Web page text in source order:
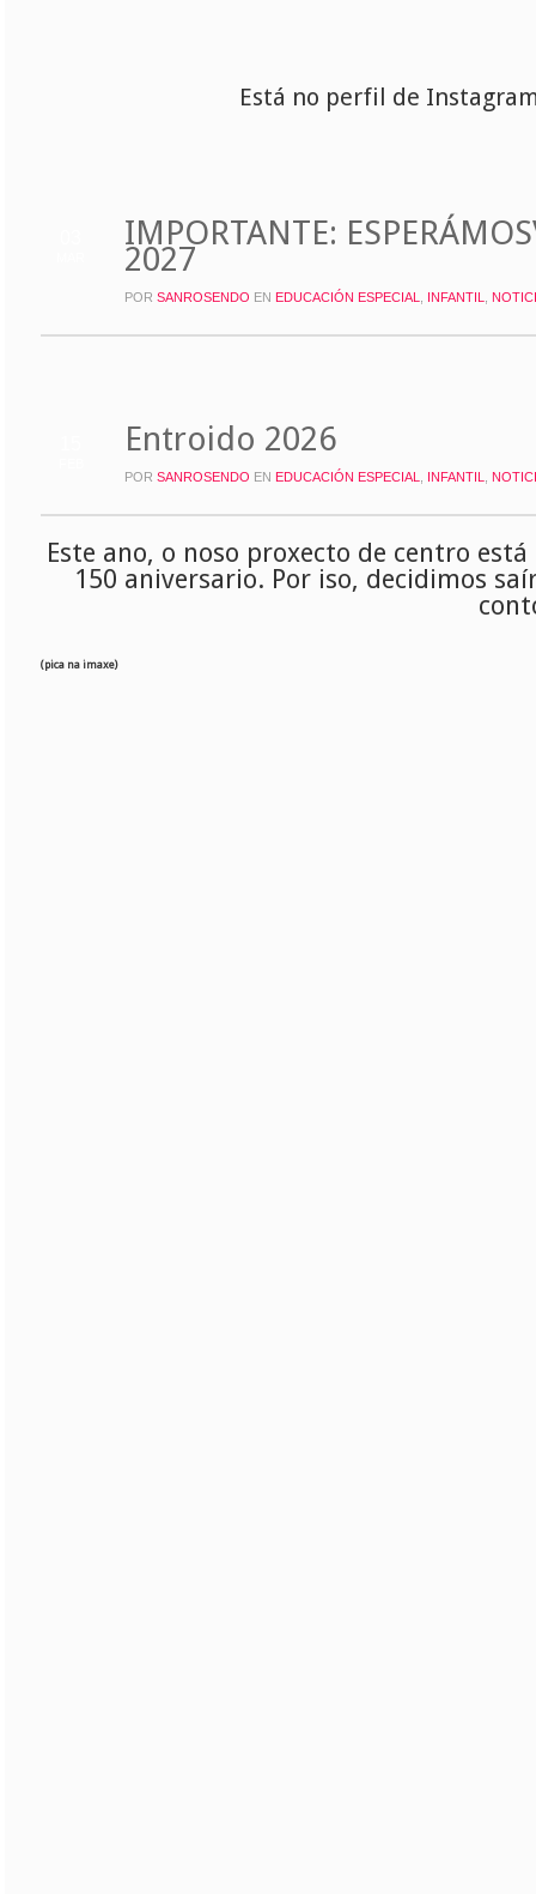
Está no perfil de
IMPORTANTE:
2027
POR SANROSENDO EN EDUCACIÓN ESPECIAL INFANTIL
Entroido 2026
POR SANROSENDO EN EDUCACIÓN ESPECIAL INFANTIL
Este ano, o noso proxecto de centro
150 aniversario. Por iso, decidimos
(pica na imaxe)